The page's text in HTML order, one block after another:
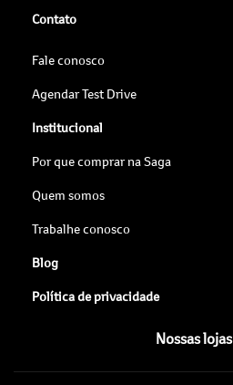
Contato
Fale conosco
Agendar Test Drive
Institucional
Por que comprar na Saga
Quem somos
Trabalhe conosco
Blog
Política de privacidade
Nossas lojas